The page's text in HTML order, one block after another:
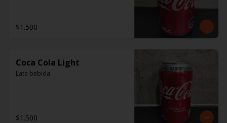
$1.500
Coca Cola Light
Lata bebida
$1.500